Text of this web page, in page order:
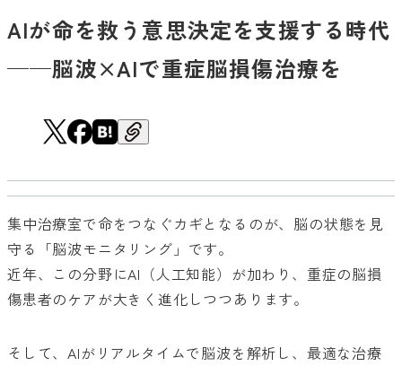
AIが命を救う意思決定を支援する時代
──脳波×AIで重症脳損傷治療を
集中治療室で命をつなぐカギとなるのが、脳の状態を見
守る「脳波モニタリング」です。
近年、この分野にAI（人工知能）が加わり、重症の脳損
傷患者のケアが大きく進化しつつあります。
そして、AIがリアルタイムで脳波を解析し、最適な治療